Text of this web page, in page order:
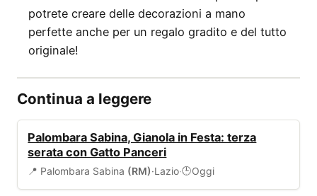
potrete creare delle decorazioni a mano
perfette anche per un regalo gradito e del tutto
originale!
Continua a leggere
Palombara Sabina, Gianola in Festa: terza
serata con Gatto Panceri
📍 Palombara Sabina (RM)·Lazio·🕒Oggi